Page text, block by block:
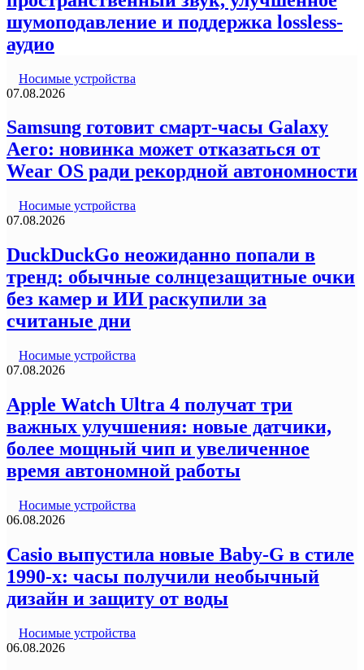
шумоподавление и поддержка lossless-
аудио
Носимые устройства
07.08.2026
Samsung готовит смарт-часы Galaxy
Aero: новинка может отказаться от
Wear OS ради рекордной автономности
Носимые устройства
07.08.2026
DuckDuckGo неожиданно попали в
тренд: обычные солнцезащитные очки
без камер и ИИ раскупили за
считаные дни
Носимые устройства
07.08.2026
Apple Watch Ultra 4 получат три
важных улучшения: новые датчики,
более мощный чип и увеличенное
время автономной работы
Носимые устройства
06.08.2026
Casio выпустила новые Baby-G в стиле
1990-х: часы получили необычный
дизайн и защиту от воды
Носимые устройства
06.08.2026